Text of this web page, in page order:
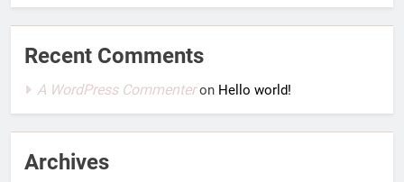
Recent Comments
A WordPress Commenteron Hello world!
Archives